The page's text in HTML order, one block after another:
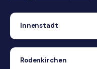
Innenstadt
Rodenkirchen